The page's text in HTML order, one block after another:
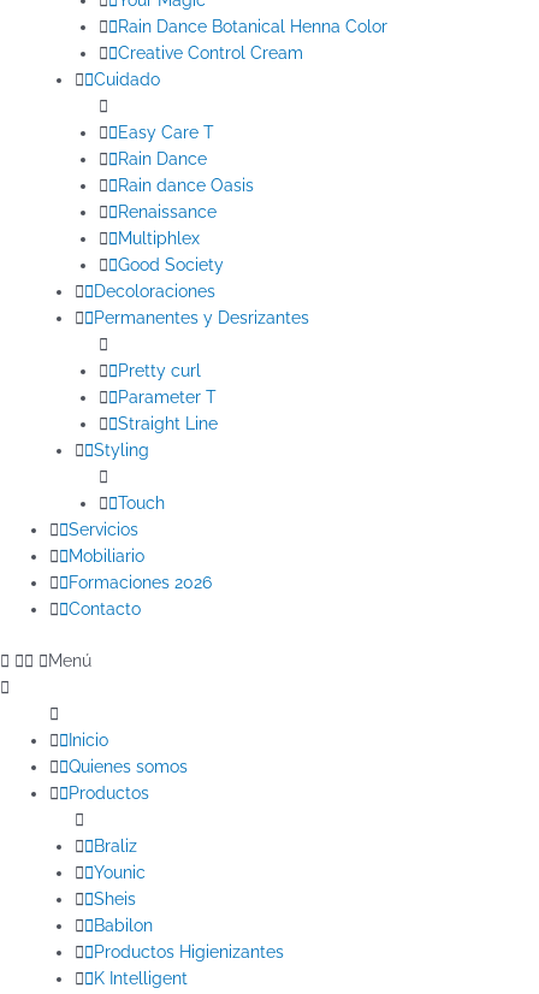
Rain Dance Botanical Henna Color
Creative Control Cream
Cuidado
Easy Care T
Rain Dance
Rain dance Oasis
Renaissance
Multiphlex
Good Society
Decoloraciones
Permanentes y Desrizantes
Pretty curl
Parameter T
Straight Line
Styling
Touch
Servicios
Mobiliario
Formaciones 2026
Contacto
Menú
Inicio
Quienes somos
Productos
Braliz
Younic
Sheis
Babilon
Productos Higienizantes
K Intelligent